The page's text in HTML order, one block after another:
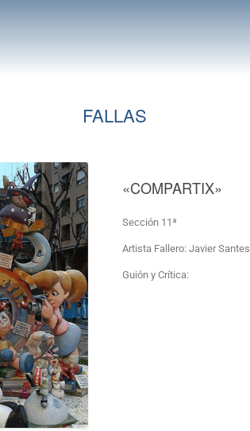
FALLAS
«COMPARTIX»
Sección 11ª
Artista Fallero: Javier Santes
Guión y Crítica: